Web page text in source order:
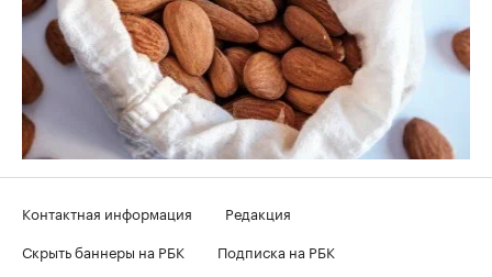
Контактная информация
Редакция
Скрыть баннеры на РБК
Подписка на РБК